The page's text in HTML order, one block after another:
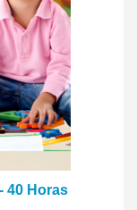
40 Horas